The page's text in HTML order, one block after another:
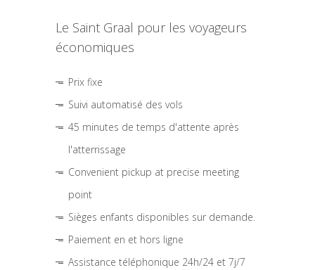
Le Saint Graal pour les voyageurs
économiques
Prix fixe
Suivi automatisé des vols
45 minutes de temps d'attente après
l'atterrissage
Convenient pickup at precise meeting
point
Sièges enfants disponibles sur demande.
Paiement en et hors ligne
Assistance téléphonique 24h/24 et 7j/7